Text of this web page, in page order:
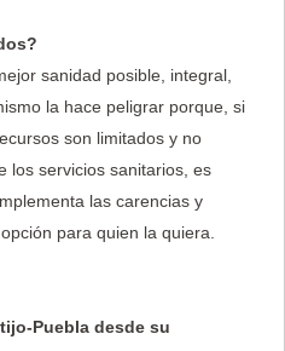
sanidad posible, integral,
la hace peligrar porque, si
son limitados y no
los servicios sanitarios, es
las carencias y
opción para quien la quiera.
Puebla desde su